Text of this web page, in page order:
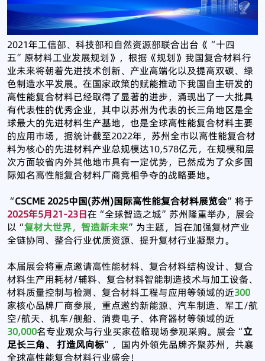
2021年工信部、科技部和自然资源部联合出台《“十四
五”原材料工业发展规划》，根据《规划》我国复合材料行
业未来将朝着先进技术创新、产业高端化以及提高双碳、绿
色制造水平发展。在国家政策的赋能推动下我国自主研发的
高性能复合材料已经取得了显著的进步，涌现出了一大批具
有代表性的优秀企业，其中以苏州为代表的长三角地区是全
球最大的先进材料生产基地，也是全球高性能复合材料主要
的应用市场，据统计截至2022年，苏州全市以高性能复合材
料为核心的先进材料产业总规模达10,578亿元，在规模和层
次方面较省内外其他地市具有一定优势，已然成为了众多国
际知名高性能复合材料厂商竞相争夺的战略要地。
“CSCME 2025中国(苏州)国际高性能复合材料展览会”将于
2025年5月21-23日在“全球智造之城”苏州隆重举办，展会
以“复材大世界，智造新未来”为主题，旨在加强复材产业
全链协同、整合行业优质资源、提升复材行业凝聚力。
本届展会将重点邀请高性能材料、复合材料结构设计、复合
材料生产用耗材/辅料、复合材料智能制造技术与加工设备、
材料质量控制与检测、复合材料工程与应用等领域的近300
家核心品牌厂商参展，重点邀约新能源、汽车制造、军工/航
空/航天、机车/舰船、消费电子、体育器材等领域的近
30,000名专业观众与行业买家莅临现场参观采购。展会“立
足长三角、 打造风向标”，国内外领先品牌齐聚苏州，共襄
全球高性能复合材料行业盛会！